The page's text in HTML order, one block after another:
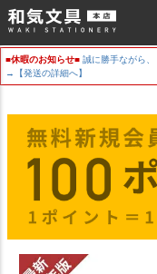
■休暇のお知らせ■ 誠に勝手ながら、
→【発送の詳細へ】